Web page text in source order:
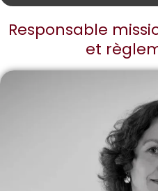
Responsable
et